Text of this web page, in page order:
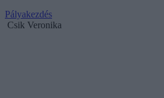
Pályakezdés
Csik Veronika